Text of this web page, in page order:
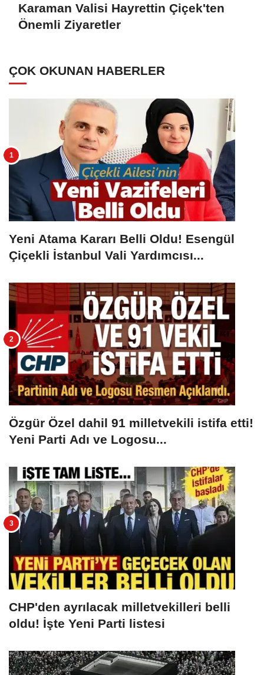
Karaman Valisi Hayrettin Çiçek'ten
Önemli Ziyaretler
ÇOK OKUNAN HABERLER
Yeni Atama Kararı Belli Oldu! Esengül
Çiçekli İstanbul Vali Yardımcısı...
Özgür Özel dahil 91 milletvekili istifa etti!
Yeni Parti Adı ve Logosu...
CHP'den ayrılacak milletvekilleri belli
oldu! İşte Yeni Parti listesi